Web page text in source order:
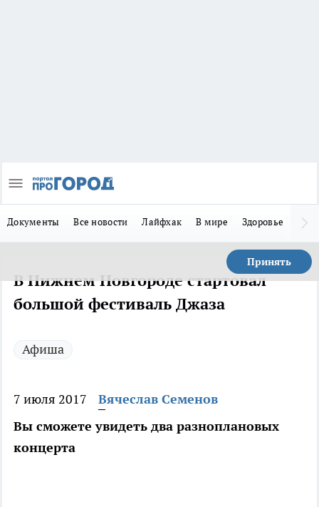
Документы Все новости Лайфхак В мире Здоровье
Принять
В Нижнем Новгороде стартовал
большой фестиваль Джаза
Афиша
7 июля 2017
Вячеслав Семенов
Вы сможете увидеть два разноплановых
концерта